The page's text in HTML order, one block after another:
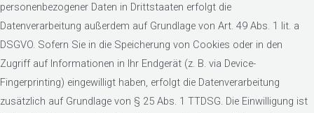
personenbezogener Daten in Drittstaaten erfolgt die
Datenverarbeitung außerdem auf Grundlage von Art. 49 Abs. 1 lit. a
DSGVO. Sofern Sie in die Speicherung von Cookies oder in den
Zugriff auf Informationen in Ihr Endgerät (z. B. via Device-
Fingerprinting) eingewilligt haben, erfolgt die Datenverarbeitung
zusätzlich auf Grundlage von § 25 Abs. 1 TTDSG. Die Einwilligung ist